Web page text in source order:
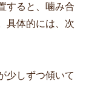
すると、噛み合
具体的には、次
少しずつ傾いて